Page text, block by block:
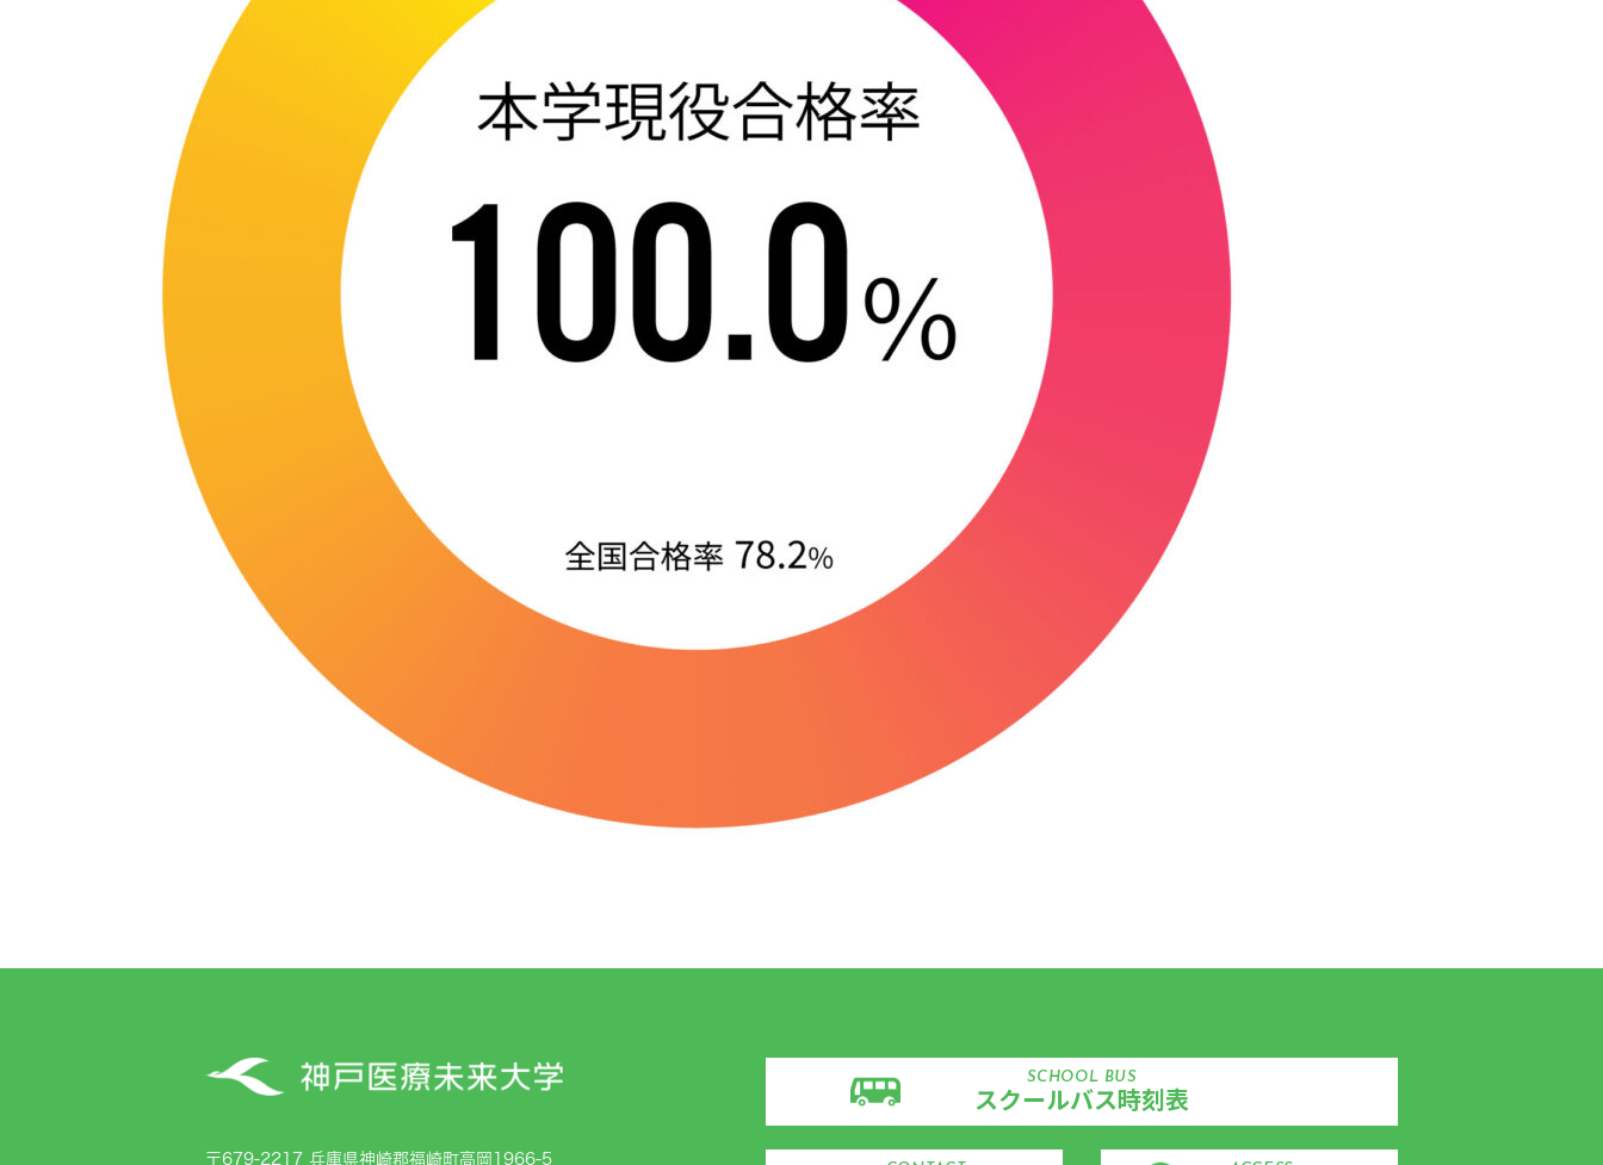
〒679-2217 兵庫県神崎郡福崎町高岡1966-5
SCHOOL BUS
スクールバス時刻表